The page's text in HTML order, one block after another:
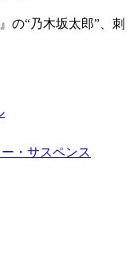
の“乃木坂太郎”、刺
・サスペンス